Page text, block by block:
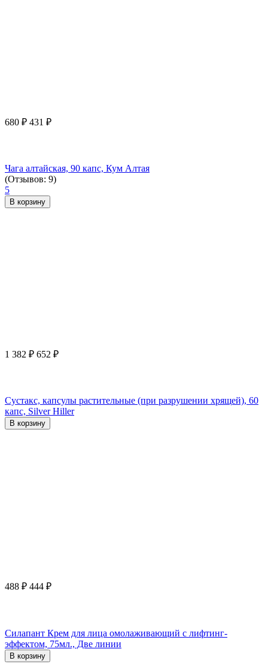
680 ₽ 431 ₽
Чага алтайская, 90 капс, Кум Алтая
(Отзывов: 9)
5
В корзину
1 382 ₽ 652 ₽
Сустакс, капсулы растительные (при разрушении хрящей), 60
капс, Silver Hiller
В корзину
488 ₽ 444 ₽
Силапант Крем для лица омолаживающий с лифтинг-
эффектом, 75мл., Две линии
В корзину